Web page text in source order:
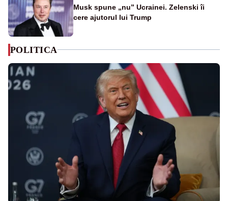
Musk spune „nu” Ucrainei. Zelenski îi
cere ajutorul lui Trump
POLITICA